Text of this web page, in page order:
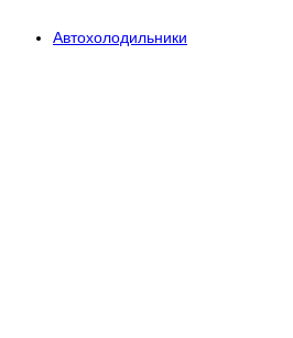
Автохолодильники